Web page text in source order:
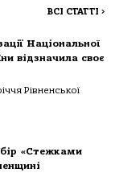
ВСІ СТАТТІ >
Національної
відзначила своє
Рівненської
«Стежками